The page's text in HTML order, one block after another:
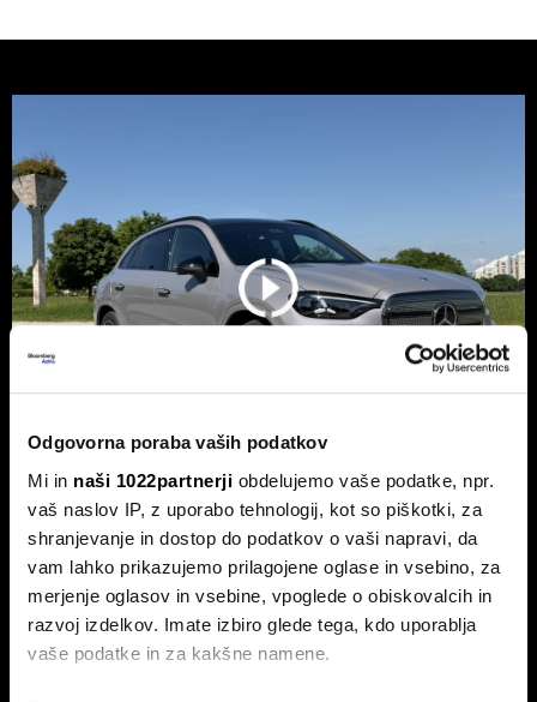
Odgovorna poraba vaših podatkov
Mi in naši 1022partnerji obdelujemo vaše podatke, npr.
vaš naslov IP, z uporabo tehnologij, kot so piškotki, za
shranjevanje in dostop do podatkov o vaši napravi, da
vam lahko prikazujemo prilagojene oglase in vsebino, za
merjenje oglasov in vsebine, vpoglede o obiskovalcih in
razvoj izdelkov. Imate izbiro glede tega, kdo uporablja
vaše podatke in za kakšne namene.
Novi mercedes-benz GLC: Tvegana
elektrifikacija luksuza ali genialni
preboj?
Petična znamka iz Stuttgarta z elektrificirano uspešnico
napoveduje oster obrat v smeri pogonske alternative.